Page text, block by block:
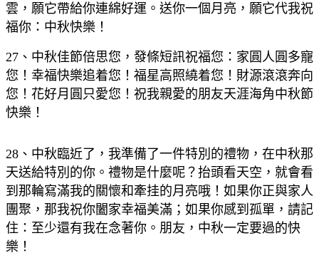
雲，願它帶給你連綿好運。送你一個月亮，願它代我祝
福你：中秋快樂！
27、中秋佳節倍思您，發條短訊祝福您：家圓人圓多寵
您！幸福快樂追着您！福星高照繞着您！財源滾滾奔向
您！花好月圓只愛您！祝我親愛的朋友天涯海角中秋節
快樂！
28、中秋臨近了，我準備了一件特別的禮物，在中秋那
天送給特別的你。禮物是什麼呢？抬頭看天空，就會看
到那輪寫滿我的關懷和牽挂的月亮哦！如果你正與家人
團聚，那我祝你闔家幸福美滿；如果你感到孤單，請記
住：至少還有我在念著你。朋友，中秋一定要過的快
樂！